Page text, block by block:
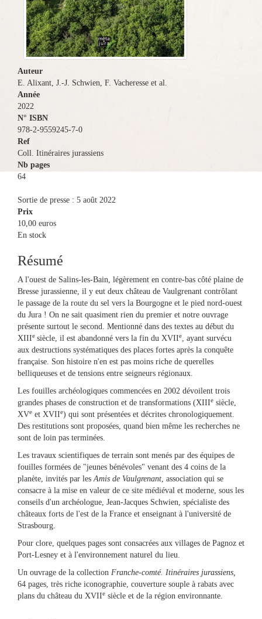
Auteur
E. Alixant, J.-J. Schwien, F. Vacheresse et al.
Année
2022
N° ISBN
978-2-9559245-7-0
Ref
Coll. Itinéraires jurassiens
Nb pages
64
Sortie de presse : 5 août 2022
Prix
10,00 euros
En stock
Résumé
A l'ouest de Salins-les-Bain, légèrement en contre-bas côté plaine de
Bresse jurassienne, il y eut deux château de Vaulgrenant contrôlant
le passage de la route du sel vers la Bourgogne et le pied nord-ouest
du Jura ! On ne sait quasiment rien du premier et notre ouvrage
présente surtout le second. Mentionné dans des textes au début du
XIIIe siècle, il est abandonné vers la fin du XVIIe, ayant survécu
aux destructions systématiques des places fortes après la conquête
française. Son histoire n'en est pas moins riche de querelles
belliqueuses et de tensions entre seigneurs régionaux.
Les fouilles archéologiques commencées en 2002 dévoilent trois
grandes phases de construction et de transformations (XIIIe siècle,
XVe et XVIIe) qui sont présentées et décrites chronologiquement.
Des restitutions sont proposées, quand bien même les recherches ne
sont de loin pas terminées.
Les travaux scientifiques de terrain sont menés par des équipes de
fouilles formées de "jeunes bénévoles" venant des 4 coins de la
planète, invités par lesAmis de Vaulgrenant, association qui se
consacre à la mise en valeur de ce site médiéval et moderne, sous les
conseils d'un archéologue, Jean-Jacques Schwien, spécialiste des
châteaux forts de l'est de la France et enseignant à l'université de
Strasbourg.
Pour clore, quelques pages sont consacrées aux villages de Pagnoz et
Port-Lesney et à l'environnement naturel du lieu.
Un ouvrage de la collection Franche-comté. Itinéraires jurassiens,
64 pages, très riche iconographie, couverture souple à rabats avec
plans du château du XVIIe siècle et de la région environnante.